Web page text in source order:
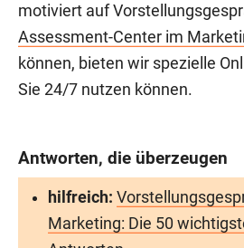
motiviert auf
Assessment-Center im
können, bieten wir spezielle
Sie 24/7 nutzen können.
Antworten, die überzeugen
hilfreich:
Marketing: Die 50